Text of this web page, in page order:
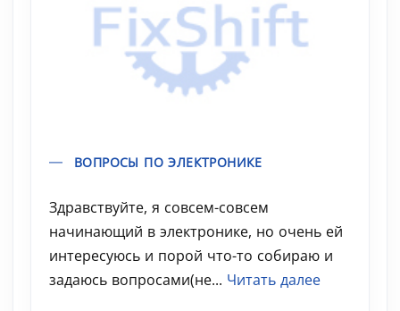
ВОПРОСЫ ПО ЭЛЕКТРОНИКЕ
Здравствуйте, я совсем-совсем
начинающий в электронике, но очень ей
интересуюсь и порой что-то собираю и
задаюсь вопросами(не... Читать далее